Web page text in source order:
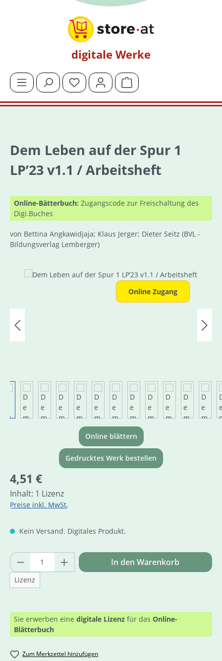
digitale Werke
Du hast 0 Produkte auf dem Merkzettel
Warenkorb enthält 0
Dem Leben auf der Spur 1
LP’23 v1.1 / Arbeitsheft
Online-Bätterbuch: Zugangscode zur Freischaltung des
Digi.Buches
von Bettina Angkawidjaja; Klaus Jerger; Dieter Seitz (BVL -
Bildungsverlag Lemberger)
Bildergalerie überspringen
Online Zugang
Online blättern
Gedrucktes Werk bestellen
Regulärer Preis:
4,51 €
Inhalt: 1 Lizenz
Preise inkl. MwSt.
Kein Versand. Digitales Produkt.
Produkt Anzahl: Gib den gewünschten
Lizenz
In den Warenkorb
Sie erwerben eine digitale Lizenz für das Online-
Blätterbuch
Zum Merkzettel hinzufügen